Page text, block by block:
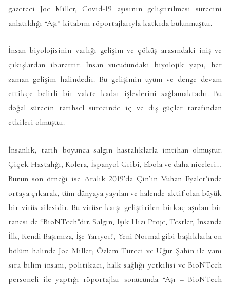
gazeteci Joe Miller, Covid-19 aşısının geliştirilmesi sürecini
anlatıldığı “Aşı” kitabını röportajlarıyla katkıda bulunmuştur.
İnsan biyolojisinin varlığı gelişim ve çöküş arasındaki iniş ve
çıkışlardan ibarettir. İnsan vücudundaki biyolojik yapı, her
zaman gelişim halindedir. Bu gelişimin uyum ve denge devam
ettikçe belirli bir vakte kadar işlevlerini sağlamaktadır. Bu
doğal sürecin tarihsel sürecinde iç ve dış güçler tarafından
etkileri olmuştur.
İnsanlık, tarih boyunca salgın hastalıklarla imtihan olmuştur.
Çiçek Hastalığı, Kolera, İspanyol Gribi, Ebola ve daha niceleri…
Bunun son örneği ise Aralık 2019’da Çin’in Vuhan Eyalet’inde
ortaya çıkarak, tüm dünyaya yayılan ve halende aktif olan büyük
bir virüs ailesidir. Bu virüse karşı geliştirilen birkaç aşıdan bir
tanesi de “BioNTech”dir. Salgın, Işık Hızı Proje, Testler, İnsanda
İlk, Kendi Başımıza, İşe Yarıyor!, Yeni Normal gibi başlıklarla on
bölüm halinde Joe Miller; Özlem Türeci ve Uğur Şahin ile yanı
sıra bilim insanı, politikacı, halk sağlığı yetkilisi ve BioNTech
personeli ile yaptığı röportajlar sonucunda “Aşı – BioNTech